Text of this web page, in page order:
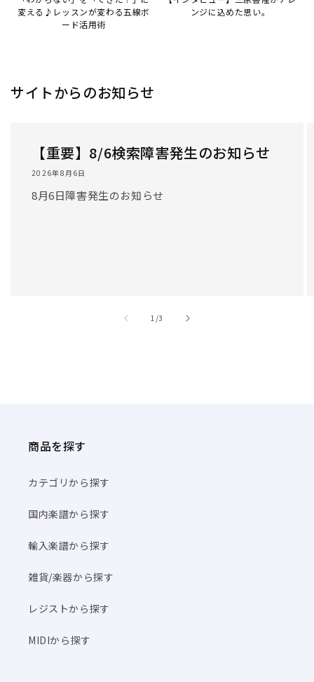
商品を探す
カテゴリから探す
国内楽譜から探す
輸入楽譜から探す
雑貨/楽器から探す
レジストから探す
MIDIから探す